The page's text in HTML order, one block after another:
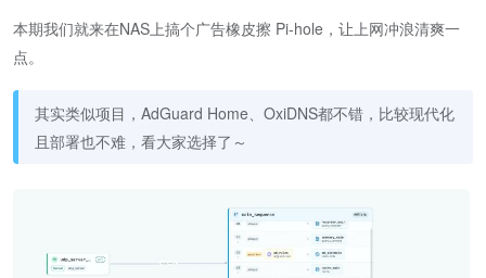
本期我们就来在NAS上搞个广告橡皮擦 Pi-hole，让上网冲浪清爽一
点。
其实类似项目，AdGuard Home、OxiDNS都不错，比较现代化
且部署也不难，看大家选择了～